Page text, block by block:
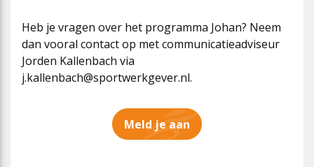
Heb je vragen over het programma Johan? Neem
dan vooral contact op met communicatieadviseur
Jorden Kallenbach via
j.kallenbach@sportwerkgever.nl.
Meld je aan